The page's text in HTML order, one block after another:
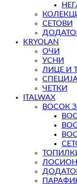
СЕТОВИ
KRYOLAN
ОЧИ
УСНИ
ЛИЦЕ И
ЧЕТКИ
ITALWAX
ВОСОК